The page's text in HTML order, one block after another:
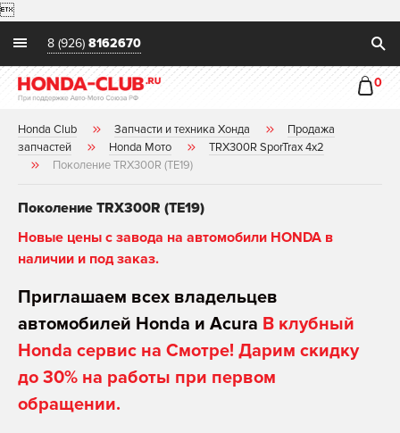

8 (926) 8162670
0
Honda Club Запчасти и техника Хонда
Продажа
запчастей
Honda Мото
TRX300R SporTrax 4x2
Поколение TRX300R (TE19)
Поколение TRX300R (TE19)
Новые цены с завода на автомобили HONDA в
наличии и под заказ.
Приглашаем всех владельцев
автомобилей Honda и Acura В клубный
Honda сервис на Смотре! Дарим скидку
до 30% на работы при первом
обращении.